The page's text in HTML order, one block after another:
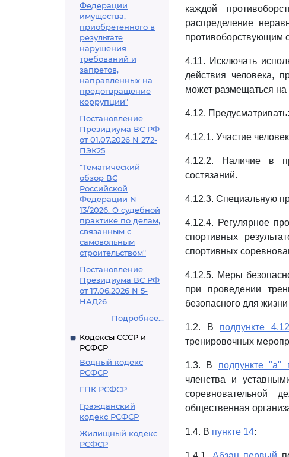
Федерации
имущества,
приобретенного в
результате
нарушения
требований и
запретов,
направленных на
предотвращение
коррупции"
Постановление
Президиума ВС РФ
от 01.07.2026 N 272-
ПЭК25
"Тематический
обзор ВС
Российской
Федерации N
13/2026. О судебной
практике по делам,
связанным с
самовольным
строительством"
Постановление
Президиума ВС РФ
от 17.06.2026 N 5-
НАД26
Подробнее...
Кодексы СССР и
РСФСР
Водный кодекс
РСФСР
ГПК РСФСР
Гражданский
кодекс РСФСР
Жилищный кодекс
РСФСР
каждой
распределение
противоборствующим
4.11. Исключать
действия человека,
может размещаться
4.12. Предусматривать:
4.12.1. Участие
4.12.2. Наличие в
состязаний.
4.12.3. Специальную
4.12.4. Регулярное
спортивных
спортивных
4.12.5. Меры
при проведении
безопасного для
1.2. В подпункте
тренировочных
1.3. В подпункте "а"
членства и
соревновательной
общественная
1.4. В пункте 14: